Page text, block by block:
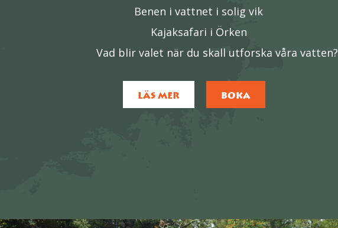
Benen i vattnet i solig vik
Kajaksafari i Örken
Vad blir valet när du skall utforska våra vatten?
LÄS MER BOKA